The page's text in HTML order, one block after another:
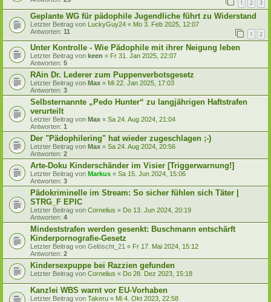
1 2 3
Geplante WG für pädophile Jugendliche führt zu Widerstand
Letzter Beitrag von LuckyGuy24 « Mo 3. Feb 2025, 12:07
Antworten: 11 1 2
Unter Kontrolle - Wie Pädophile mit ihrer Neigung leben
Letzter Beitrag von keen « Fr 31. Jan 2025, 22:07
Antworten: 5
RAin Dr. Lederer zum Puppenverbotsgesetz
Letzter Beitrag von Max « Mi 22. Jan 2025, 17:03
Antworten: 3
Selbsternannte „Pedo Hunter“ zu langjährigen Haftstrafen
verurteilt
Letzter Beitrag von Max « Sa 24. Aug 2024, 21:04
Antworten: 1
Der "Pädophilering" hat wieder zugeschlagen ;-)
Letzter Beitrag von Max « Sa 24. Aug 2024, 20:56
Antworten: 2
Arte-Doku Kinderschänder im Visier [Triggerwarnung!]
Letzter Beitrag von Markus « Sa 15. Jun 2024, 15:06
Antworten: 3
Pädokriminelle im Stream: So sicher fühlen sich Täter |
STRG_F EPIC
Letzter Beitrag von Cornelius « Do 13. Jun 2024, 20:19
Antworten: 4
Mindeststrafen werden gesenkt: Buschmann entschärft
Kinderpornografie-Gesetz
Letzter Beitrag von Gelöscht_21 « Fr 17. Mai 2024, 15:12
Antworten: 2
Kindersexpuppe bei Razzien gefunden
Letzter Beitrag von Cornelius « Do 28. Dez 2023, 15:18
Kanzlei WBS warnt vor EU-Vorhaben
Letzter Beitrag von Takeru « Mi 4. Okt 2023, 22:58